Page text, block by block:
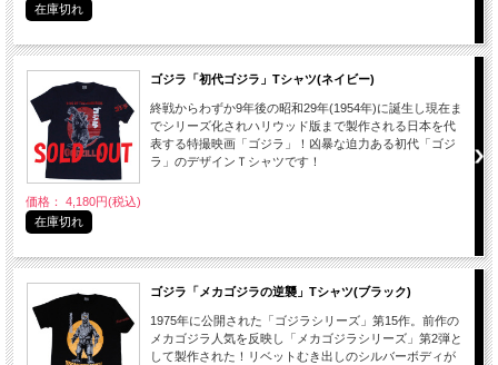
在庫切れ
ゴジラ「初代ゴジラ」Tシャツ(ネイビー)
終戦からわずか9年後の昭和29年(1954年)に誕生し現在ま
でシリーズ化されハリウッド版まで製作される日本を代
表する特撮映画「ゴジラ」！凶暴な迫力ある初代「ゴジ
ラ」のデザインＴシャツです！
価格： 4,180円(税込)
在庫切れ
ゴジラ「メカゴジラの逆襲」Tシャツ(ブラック)
1975年に公開された「ゴジラシリーズ」第15作。前作の
メカゴジラ人気を反映し「メカゴジラシリーズ」第2弾と
して製作された！リベットむき出しのシルバーボディが